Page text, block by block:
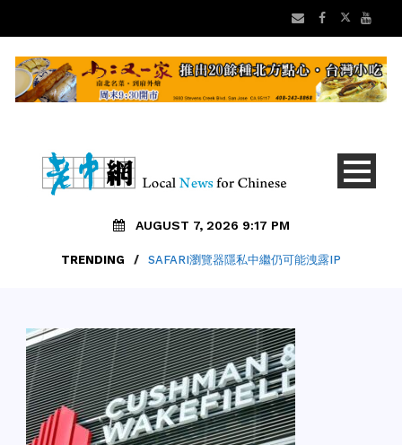
AUGUST 7, 2026 9:17 PM
TRENDING / SAFARI瀏覽器隱私中繼仍可能洩露IP